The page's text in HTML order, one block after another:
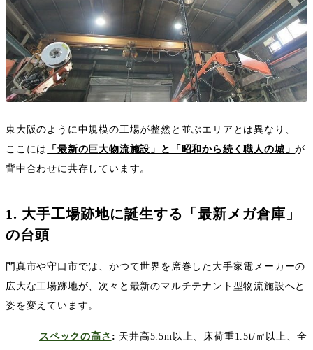
東大阪のように中規模の工場が整然と並ぶエリアとは異なり、
ここには
「最新の巨大物流施設」と「昭和から続く職人の城」が
背中合わせに共存しています。
1. 大手工場跡地に誕生する「最新メガ倉庫」
の台頭
門真市や守口市では、かつて世界を席巻した大手家電メーカーの
広大な工場跡地が、次々と最新のマルチテナント型物流施設へと
姿を変えています。
スペックの高さ : 天井高5.5m以上、床荷重1.5t/ ㎡以上、全